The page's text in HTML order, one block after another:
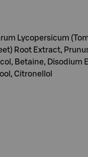
Lycopersicum
Root Extract,
Betaine, Disodium
Citronellol